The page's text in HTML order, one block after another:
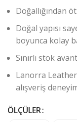
Doğallığından
Doğal yapısı
boyunca kolay
Sınırlı stok
Lanorra
alışveriş
ÖLÇÜLER